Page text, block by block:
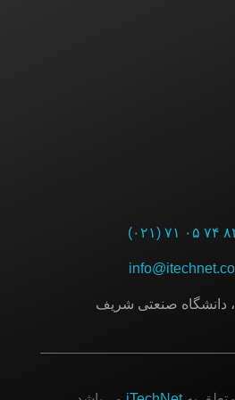
۷۱ (۰۲۱)
info@itechnet.co
دانشگاه صنعتی شریف